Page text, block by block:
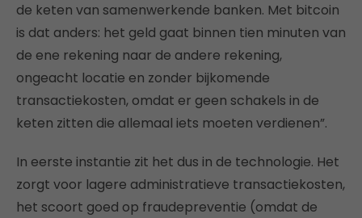
de keten van samenwerkende banken. Met bitcoin
is dat anders: het geld gaat binnen tien minuten van
de ene rekening naar de andere rekening,
ongeacht locatie en zonder bijkomende
transactiekosten, omdat er geen schakels in de
keten zitten die allemaal iets moeten verdienen”.
In eerste instantie zit het dus in de technologie. Het
zorgt voor lagere administratieve transactiekosten,
het scoort goed op fraudepreventie (omdat de